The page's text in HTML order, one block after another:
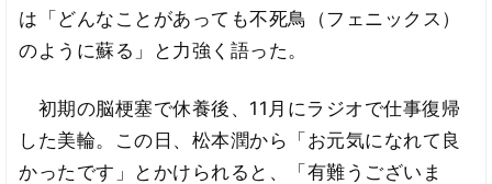
は「どんなことがあっても不死鳥（フェニックス）
のように蘇る」と力強く語った。
初期の脳梗塞で休養後、11月にラジオで仕事復帰
した美輪。この日、松本潤から「お元気になれて良
かったです」とかけられると、「有難うございま